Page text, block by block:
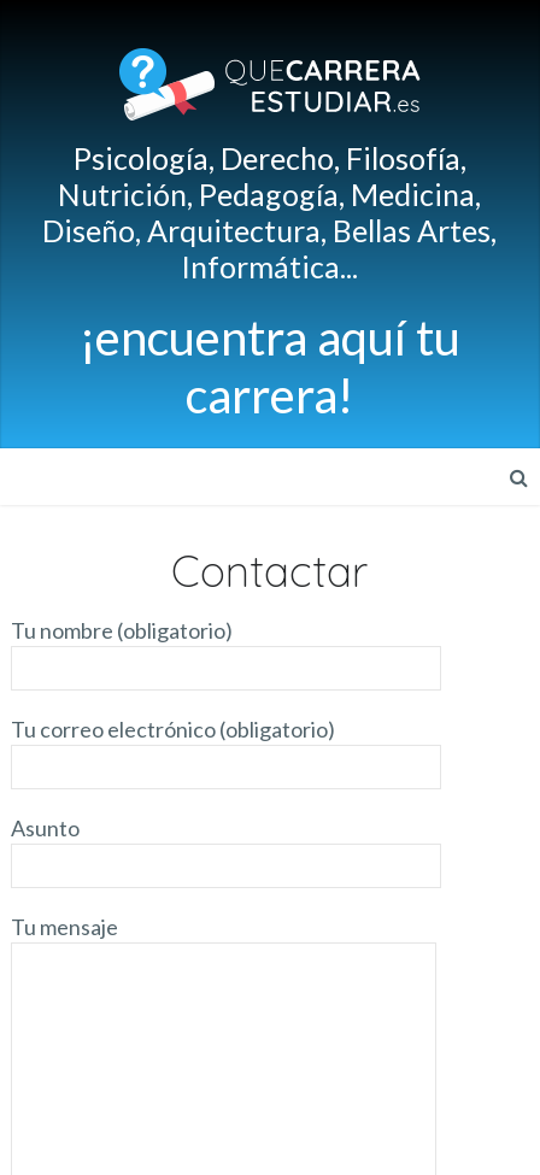
Psicología, Derecho, Filosofía,
Nutrición, Pedagogía, Medicina,
Diseño, Arquitectura, Bellas Artes,
Informática...
¡encuentra aquí tu
carrera!
Contactar
Tu nombre (obligatorio)
Tu correo electrónico (obligatorio)
Asunto
Tu mensaje